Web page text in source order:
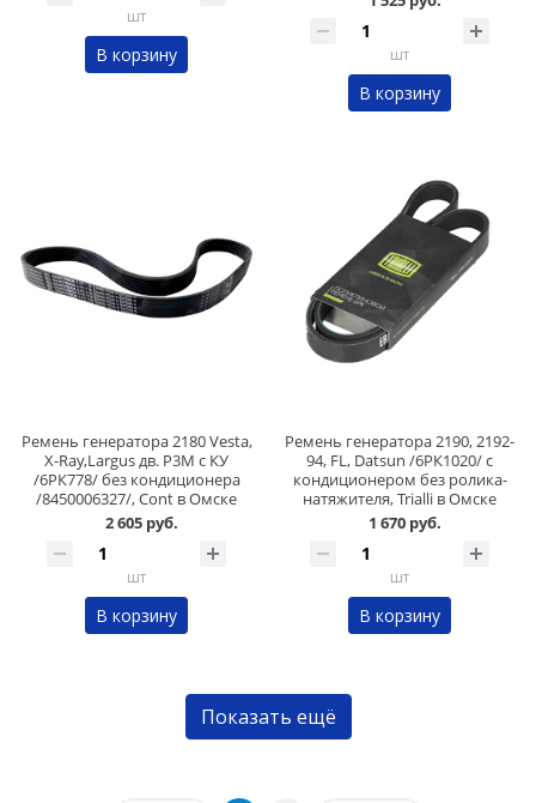
шт
В корзину шт
В корзину
Ремень генератора 2180 Vesta,
X-Ray,Largus дв. P3M с КУ
/6РК778/ без кондиционера
/8450006327/, Cont в Омске
2 605 руб.
шт
В корзину
Ремень генератора 2190, 2192-
94, FL, Datsun /6РК1020/ с
кондиционером без ролика-
натяжителя, Trialli в Омске
1 670 руб.
шт
В корзину
Показать ещё